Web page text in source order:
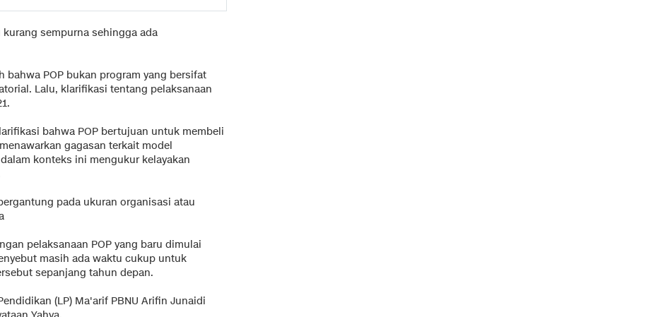
sempurna sehingga ada
bahwa POP bukan program yang bersifat
Lalu, klarifikasi tentang pelaksanaan
bahwa POP bertujuan untuk membeli
gagasan terkait model
konteks ini mengukur kelayakan
pada ukuran organisasi atau
pelaksanaan POP yang baru dimulai
masih ada waktu cukup untuk
sepanjang tahun depan.
(LP) Ma'arif PBNU Arifin Junaidi